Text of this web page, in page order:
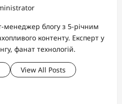
блогу з 5-річним
контенту. Експерт у
фанат технологій.
View All Posts